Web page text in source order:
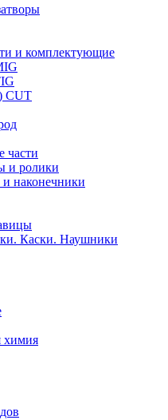
и комплектующие
CUT
части
и ролики
и наконечники
Каски. Наушники
химия